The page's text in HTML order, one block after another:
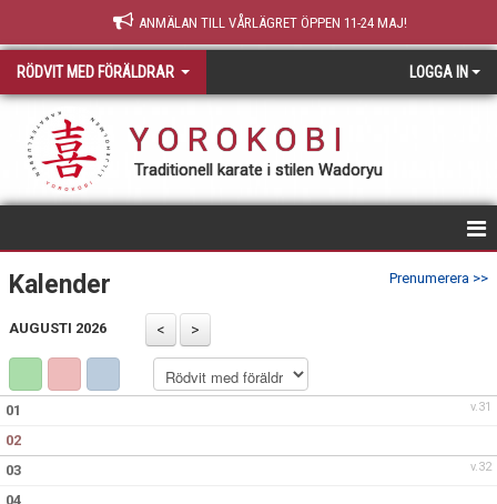
ANMÄLAN TILL VÅRLÄGRET ÖPPEN 11-24 MAJ!
RÖDVIT MED FÖRÄLDRAR LOGGA IN
Y O R O K O B I
Traditionell karate i stilen Wadoryu
HEM Prenumerera >>
Kalender
AUGUSTI 2026
v.31
01
02
v.32
03
04